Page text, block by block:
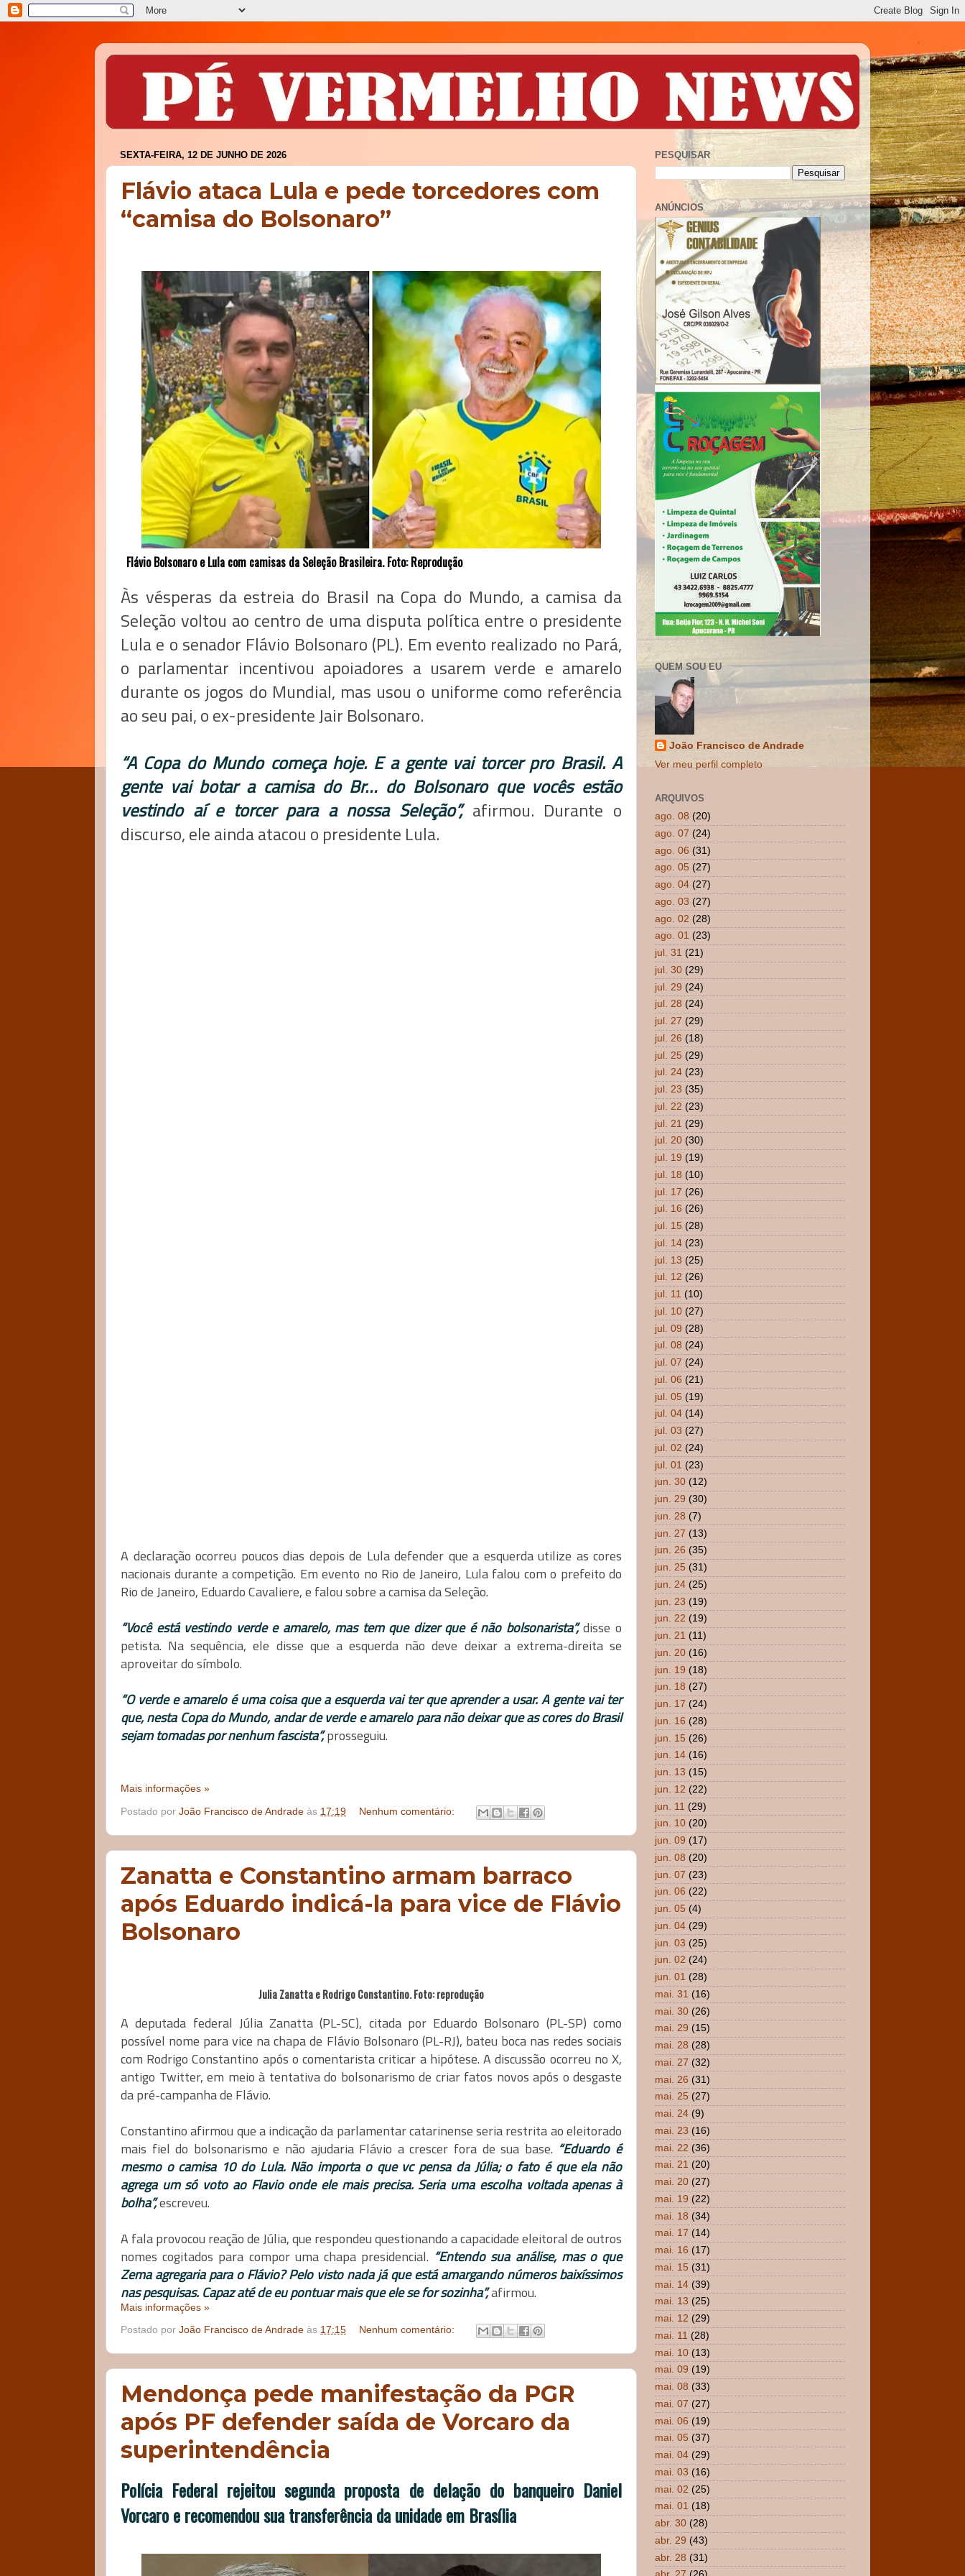
SEXTA-FEIRA, 12 DE JUNHO DE 2026
Flávio ataca Lula e pede torcedores com
“camisa do Bolsonaro”
Flávio Bolsonaro e Lula com camisas da Seleção Brasileira. Foto: Reprodução
Às vésperas da estreia do Brasil na Copa do Mundo, a camisa da
Seleção voltou ao centro de uma disputa política entre o presidente
Lula e o senador Flávio Bolsonaro (PL). Em evento realizado no Pará,
o parlamentar incentivou apoiadores a usarem verde e amarelo
durante os jogos do Mundial, mas usou o uniforme como referência
ao seu pai, o ex-presidente Jair Bolsonaro.
“A Copa do Mundo começa hoje. E a gente vai torcer pro Brasil. A
gente vai botar a camisa do Br… do Bolsonaro que vocês estão
vestindo aí e torcer para a nossa Seleção”,afirmou. Durante o
discurso, ele ainda atacou o presidente Lula.
A declaração ocorreu poucos dias depois de Lula defender que a esquerda utilize as cores
nacionais durante a competição. Em evento no Rio de Janeiro, Lula falou com o prefeito do
Rio de Janeiro, Eduardo Cavaliere, e falou sobre a camisa da Seleção.
“Você está vestindo verde e amarelo, mas tem que dizer que é não bolsonarista”,disse o
petista. Na sequência, ele disse que a esquerda não deve deixar a extrema-direita se
aproveitar do símbolo.
“O verde e amarelo é uma coisa que a esquerda vai ter que aprender a usar. A gente vai ter
que, nesta Copa do Mundo, andar de verde e amarelo para não deixar que as cores do Brasil
sejam tomadas por nenhum fascista”,prosseguiu.
Mais informações »
Postado por João Francisco de Andrade às 17:19 Nenhum comentário:
Zanatta e Constantino armam barraco
após Eduardo indicá-la para vice de Flávio
Bolsonaro
Julia Zanatta e Rodrigo Constantino. Foto: reprodução
A deputada federal Júlia Zanatta (PL-SC), citada por Eduardo Bolsonaro (PL-SP) como
possível nome para vice na chapa de Flávio Bolsonaro (PL-RJ), bateu boca nas redes sociais
com Rodrigo Constantino após o comentarista criticar a hipótese. A discussão ocorreu no X,
antigo Twitter, em meio à tentativa do bolsonarismo de criar fatos novos após o desgaste
da pré-campanha de Flávio.
Constantino afirmou que a indicação da parlamentar catarinense seria restrita ao eleitorado
mais fiel do bolsonarismo e não ajudaria Flávio a crescer fora de sua base. “Eduardo é
mesmo o camisa 10 do Lula. Não importa o que vc pensa da Júlia; o fato é que ela não
agrega um só voto ao Flavio onde ele mais precisa. Seria uma escolha voltada apenas à
bolha”,escreveu.
A fala provocou reação de Júlia, que respondeu questionando a capacidade eleitoral de outros
nomes cogitados para compor uma chapa presidencial. “Entendo sua análise, mas o que
Zema agregaria para o Flávio? Pelo visto nada já que está amargando números baixíssimos
nas pesquisas. Capaz até de eu pontuar mais que ele se for sozinha”,afirmou.
Mais informações »
Postado por João Francisco de Andrade às 17:15 Nenhum comentário:
Mendonça pede manifestação da PGR
após PF defender saída de Vorcaro da
superintendência
Polícia Federal rejeitou segunda proposta de delação do banqueiro Daniel
Vorcaro e recomendou sua transferência da unidade em Brasília
PESQUISAR
ANÚNCIOS
QUEM SOU EU
João Francisco de Andrade
Ver meu perfil completo
ARQUIVOS
ago. 08 (20)
ago. 07 (24)
ago. 06 (31)
ago. 05 (27)
ago. 04 (27)
ago. 03 (27)
ago. 02 (28)
ago. 01 (23)
jul. 31 (21)
jul. 30 (29)
jul. 29 (24)
jul. 28 (24)
jul. 27 (29)
jul. 26 (18)
jul. 25 (29)
jul. 24 (23)
jul. 23 (35)
jul. 22 (23)
jul. 21 (29)
jul. 20 (30)
jul. 19 (19)
jul. 18 (10)
jul. 17 (26)
jul. 16 (26)
jul. 15 (28)
jul. 14 (23)
jul. 13 (25)
jul. 12 (26)
jul. 11 (10)
jul. 10 (27)
jul. 09 (28)
jul. 08 (24)
jul. 07 (24)
jul. 06 (21)
jul. 05 (19)
jul. 04 (14)
jul. 03 (27)
jul. 02 (24)
jul. 01 (23)
jun. 30 (12)
jun. 29 (30)
jun. 28 (7)
jun. 27 (13)
jun. 26 (35)
jun. 25 (31)
jun. 24 (25)
jun. 23 (19)
jun. 22 (19)
jun. 21 (11)
jun. 20 (16)
jun. 19 (18)
jun. 18 (27)
jun. 17 (24)
jun. 16 (28)
jun. 15 (26)
jun. 14 (16)
jun. 13 (15)
jun. 12 (22)
jun. 11 (29)
jun. 10 (20)
jun. 09 (17)
jun. 08 (20)
jun. 07 (23)
jun. 06 (22)
jun. 05 (4)
jun. 04 (29)
jun. 03 (25)
jun. 02 (24)
jun. 01 (28)
mai. 31 (16)
mai. 30 (26)
mai. 29 (15)
mai. 28 (28)
mai. 27 (32)
mai. 26 (31)
mai. 25 (27)
mai. 24 (9)
mai. 23 (16)
mai. 22 (36)
mai. 21 (20)
mai. 20 (27)
mai. 19 (22)
mai. 18 (34)
mai. 17 (14)
mai. 16 (17)
mai. 15 (31)
mai. 14 (39)
mai. 13 (25)
mai. 12 (29)
mai. 11 (28)
mai. 10 (13)
mai. 09 (19)
mai. 08 (33)
mai. 07 (27)
mai. 06 (19)
mai. 05 (37)
mai. 04 (29)
mai. 03 (16)
mai. 02 (25)
mai. 01 (18)
abr. 30 (28)
abr. 29 (43)
abr. 28 (31)